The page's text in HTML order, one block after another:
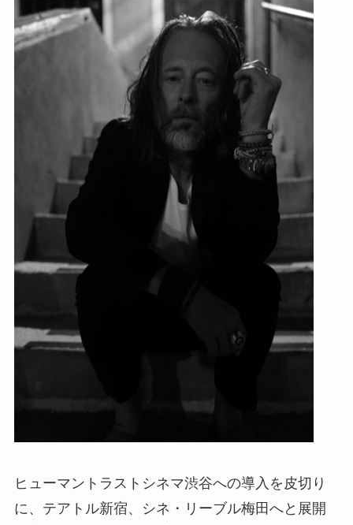
ヒューマントラストシネマ渋谷への導入を皮切り
に、テアトル新宿、シネ・リーブル梅田へと展開